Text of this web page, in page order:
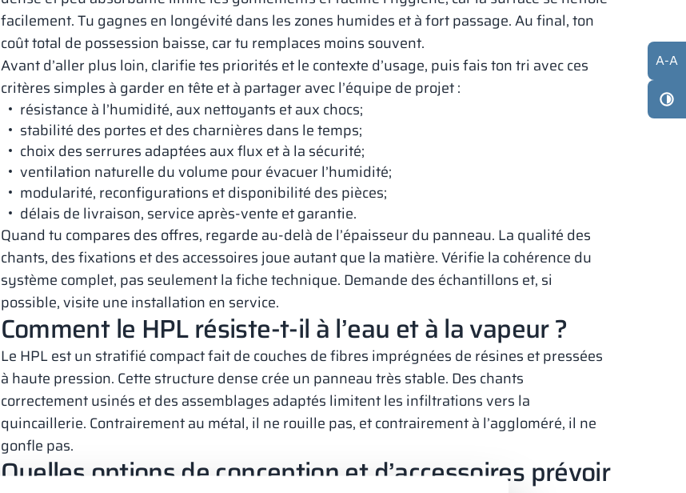
facilement. Tu gagnes en longévité dans les zones humides et à fort passage. Au final, ton
coût total de possession baisse, car tu remplaces moins souvent.
Avant d’aller plus loin, clarifie tes priorités et le contexte d’usage, puis fais ton tri avec ces
critères simples à garder en tête et à partager avec l’équipe de projet :
résistance à l’humidité, aux nettoyants et aux chocs;
stabilité des portes et des charnières dans le temps;
choix des serrures adaptées aux flux et à la sécurité;
ventilation naturelle du volume pour évacuer l’humidité;
modularité, reconfigurations et disponibilité des pièces;
délais de livraison, service après‑vente et garantie.
Quand tu compares des offres, regarde au‑delà de l’épaisseur du panneau. La qualité des
chants, des fixations et des accessoires joue autant que la matière. Vérifie la cohérence du
système complet, pas seulement la fiche technique. Demande des échantillons et, si
possible, visite une installation en service.
Comment le HPL résiste‑t‑il à l’eau et à la vapeur ?
Le HPL est un stratifié compact fait de couches de fibres imprégnées de résines et pressées
à haute pression. Cette structure dense crée un panneau très stable. Des chants
correctement usinés et des assemblages adaptés limitent les infiltrations vers la
quincaillerie. Contrairement au métal, il ne rouille pas, et contrairement à l’aggloméré, il ne
gonfle pas.
Quelles options de conception et d’accessoires prévoir
A-A